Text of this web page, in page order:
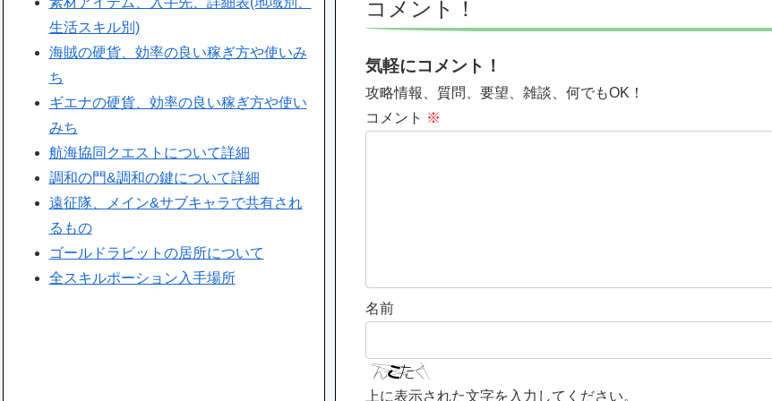
コメント！
気軽にコメント！
攻略情報、質問、要望、雑談、何でもOK！
コメント ※
名前
上に表示された文字を入力してください。
生活スキル別)
海賊の硬貨、効率の良い稼ぎ方や使いみ
ち
ギエナの硬貨、効率の良い稼ぎ方や使い
みち
航海協同クエストについて詳細
調和の門&調和の鍵について詳細
遠征隊、メイン&サブキャラで共有され
るもの
ゴールドラビットの居所について
全スキルポーション入手場所